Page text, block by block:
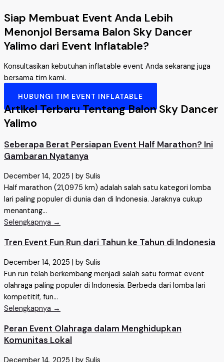
Siap Membuat Event Anda Lebih
Menonjol Bersama Balon Sky Dancer
Yalimo dari Event Inflatable?
Konsultasikan kebutuhan inflatable event Anda sekarang juga
bersama tim kami.
HUBUNGI TIM EVENT INFLATABLE
Artikel Terbaru Tentang Balon Sky Dancer
Yalimo
Seberapa Berat Persiapan Event Half Marathon? Ini
Gambaran Nyatanya
December 14, 2025
by Sulis
Half marathon (21,0975 km) adalah salah satu kategori lomba
lari paling populer di dunia dan di Indonesia. Jaraknya cukup
menantang...
Selengkapnya →
Tren Event Fun Run dari Tahun ke Tahun di Indonesia
December 14, 2025
by Sulis
Fun run telah berkembang menjadi salah satu format event
olahraga paling populer di Indonesia. Berbeda dari lomba lari
kompetitif, fun...
Selengkapnya →
Peran Event Olahraga dalam Menghidupkan
Komunitas Lokal